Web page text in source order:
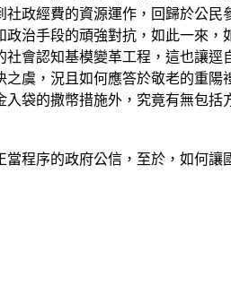
政經費的資源運作，回歸於公
治手段的頑強對抗，如此一來
會認知基模變革工程，這也讓
虞，況且如何應答於敬老的重
袋的撒幣措施外，究竟有無包
程序的政府公信，至於，如何